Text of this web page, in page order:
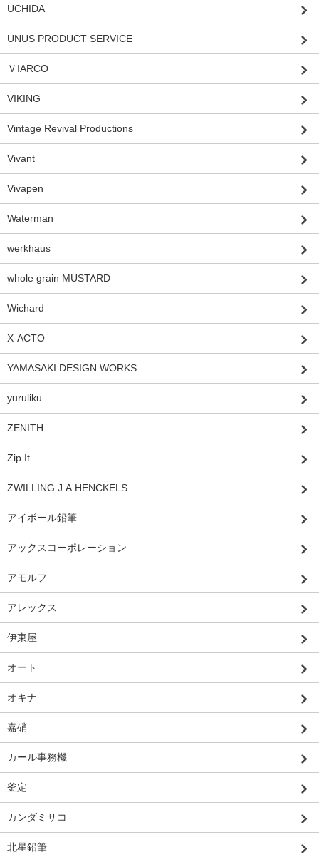
UCHIDA
UNUS PRODUCT SERVICE
ＶIARCO
VIKING
Vintage Revival Productions
Vivant
Vivapen
Waterman
werkhaus
whole grain MUSTARD
Wichard
X-ACTO
YAMASAKI DESIGN WORKS
yuruliku
ZENITH
Zip It
ZWILLING J.A.HENCKELS
アイボール鉛筆
アックスコーポレーション
アモルフ
アレックス
伊東屋
オート
オキナ
嘉硝
カール事務機
釜定
カンダミサコ
北星鉛筆